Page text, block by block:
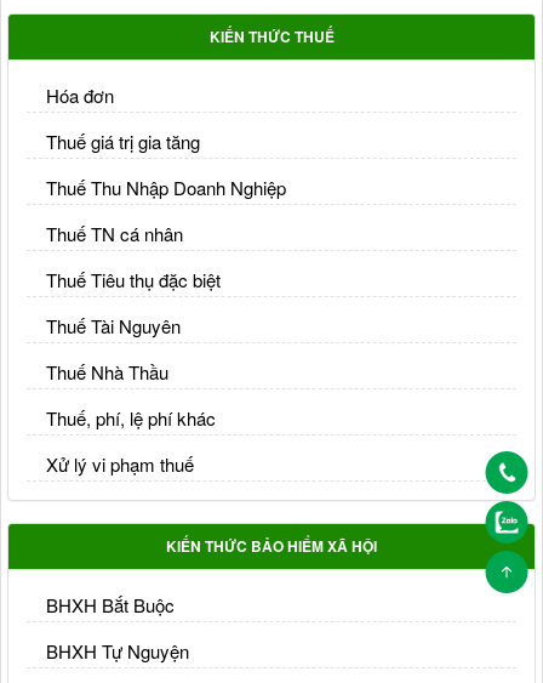
KIẾN THỨC THUẾ
Hóa đơn
Thuế giá trị gia tăng
Thuế Thu Nhập Doanh Nghiệp
Thuế TN cá nhân
Thuế Tiêu thụ đặc biệt
Thuế Tài Nguyên
Thuế Nhà Thầu
Thuế, phí, lệ phí khác
Xử lý vi phạm thuế
KIẾN THỨC BẢO HIỂM XÃ HỘI
BHXH Bắt Buộc
BHXH Tự Nguyện